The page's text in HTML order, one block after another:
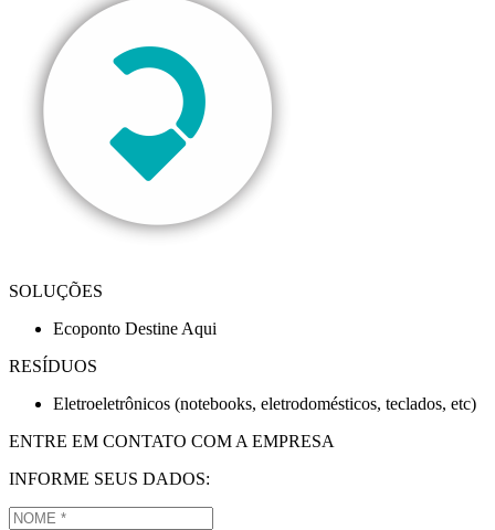
SOLUÇÕES
Ecoponto Destine Aqui
RESÍDUOS
Eletroeletrônicos (notebooks, eletrodomésticos, teclados, etc)
ENTRE EM CONTATO COM A EMPRESA
INFORME SEUS DADOS: